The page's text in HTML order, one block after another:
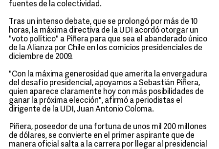
fuentes de la colectividad.
Tras un intenso debate, que se prolongó por más de 10
horas, la máxima directiva de la UDI acordó otorgar un
"voto político" a Piñera para que sea el abanderado único
de la Alianza por Chile en los comicios presidenciales de
diciembre de 2009.
"Con la máxima generosidad que amerita la envergadura
del desafío presidencial, apoyamos a Sebastián Piñera,
quien aparece claramente hoy con más posibilidades de
ganar la próxima elección", afirmó a periodistas el
dirigente de la UDI, Juan Antonio Coloma.
Piñera, poseedor de una fortuna de unos mil 200 millones
de dólares, se convierte en el primer aspirante que de
manera oficial salta a la carrera por llegar al presidencial